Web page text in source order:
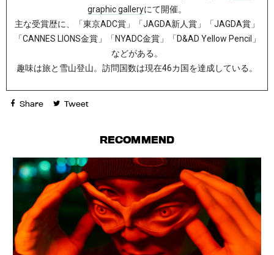
graphic galleryにて開催。
主な受賞歴に、「東京ADC賞」「JAGDA新人賞」「JAGDA賞」
「CANNES LIONS金賞」「NYADC金賞」「D&AD Yellow Pencil」
などがある。
趣味は旅と雪山登山。訪問国数は現在46カ国を達成している。
Share Tweet
RECOMMEND